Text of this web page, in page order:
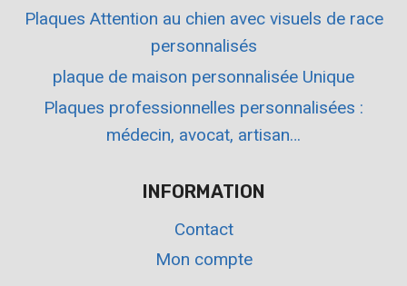
Plaques Attention au chien avec visuels de race
personnalisés
plaque de maison personnalisée Unique
Plaques professionnelles personnalisées :
médecin, avocat, artisan…
INFORMATION
Contact
Mon compte